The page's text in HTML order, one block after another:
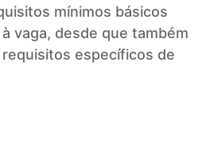
mínimos básicos
vaga, desde que também
específicos de